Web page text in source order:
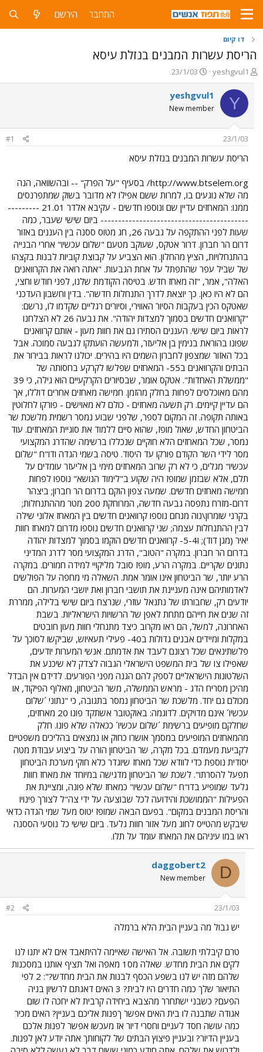
התחבר הירשם
דו קיום
הריסת עשרות המבנים בנזלת עיסא
פ
ו
ת
ח
ה
ש
א
yeshgvul1
פ
ו
ר
ס
ם
ר
23/1/03
Y
yeshgvul1
New member
23/1/03
#1
הריסת עשרות המבנים בנזלת עיסא
http://www.btselem.org/ בסעיף "על הפרק" -- ובהשוואה, הנה
מה שלא נוגעים בו, למרות ששם אפילו לא מדובר בשוק שמתפרנסים
ממנו: המאחזים עדיין שם ונוספו חדשים - עקיבא אלדר 21.01 ---------
------------------------------------------ ביום שישי שעבר, כמה
שעות לפני ההתקפה על גבעה 26, חג מטוס ססנה בין העננים באזור
דרום הר חברון. דרור אטקס, שעוקב מטעם "שלום עכשיו" אחרי הבנייה
בהתנחלויות, הציץ מהחלון. הוא הצביע על קבוצת קוביות לבנות בקצהו
של שביל עפר שהתפתל על אחת הגבעות. "אתה רואה את הקרוואנים
האלה", אמר, "זה מאחז חדש. בטיסה הקודמת שלנו, לפני חודש וחצי,
הם לא היו כאן. כך יוצאת לדרך התנחלות חדשה". בדין וחשבון העדכני
שאטקס הכין בעקבות הסיור האווירי, וסיורים רגליים שקדמו לו, נרשם:
"קרוואנים חדשים בסמוך למצדות יהודה". את גבעה 26 לא הצלחנו
לראות ביום שישי. העננים הסתירו גם את חוות מעון - אותם קרוואנים
שפונו בהוראת בנימין בן אליעזר, ולמעשה הועתקו לגבעה סמוכה. אבל
בכל האזור שמצפון לחברון השמים היו בהירים. יכולנו לראות בבירור את
הבתים והקרוואנים ב55- המאחזים שפלשו לקרקע בחסותה של
"ממשלת האחדות". אטקס אומר, שבסיורים הקרקעיים הוא גילה, כי 39
מהם מאוכלסים לפחות בחלק מהזמן. חמישה מאחזים אחרים דוללו, אך
הם עדיין קיימים. רק תשעה מאחזים - כולם לא מאוישים - פורקו לחלוטין
באותה תקופה. זה המקום לספר, שלפני שבוע נמסר רשמית מלשכת שר
הביטחון החדש, שאול מופז, שהוא סיים ללמוד את סוגיית המאחזים. עוד
נמסר, שכל המאחזים הלא חוקיים שנכללו ברשימה שהדרג המקצועי
מסר לידי השר הקודם פורקו עד היסוד. טיסה בשמי הגדה ודו"ח "שלום
עכשיו" מגלים, כי לא רק שרוב המאחזים מימי בן אליעזר עומדים על
תלם, אלא שבזמן שמופז היה שקוע ב"לימוד הנושא" נוספו לפחות
חמישה מאחזים חדשים. שמעה צפון הוקם בדרום הר חברון; ביצהר
דרום-מזרח נתפסה גבעה חדשה, המרוחקת 200 מטר מההתנחלות;
בקרני שומרון\נוה מנחם נוספו קרוואנים חדשים בין המאחז אלוני שילה
לבין ההתנחלות עצמה; שני קרוואנים חדשים נוספו מדרום למאחז חוות
יאיר (מגן דוד); ו5-4- קרוואנים חדשים הוקמו בסמוך למצדות יהודה
בדרום הר חברון. במקרה "הטוב", הדרג המקצועי מסר לדרג המדיני
נתונים שקריים. במקרה הרע, מופז סובל מליקויי למידה חמורים. במקרה
הרע יותר, שר הביטחון אינו אומר אמת. השאלה מי מחפה על הפולשים
לאדמותיהם אינה מעניינת את תושבי חברון ואת יושבי המערות. הם
יודעים רק, שחבורתו של נתנאל עוזרי, שנרצח ביום שישי בלילה, ממררת
זה שנים את חייהם מתחת לאפן של הרשויות הישראליות. בשבת
האחרונה, למשל, הם ראו מקרוב כיצד מתנחלי חוות מעון חובטים
במקלות ומיידים אבנים גדולות ב40- פעילי תעאיוש, שביקשו לסוכך על
פלשתינאים שכל רצונם לעבד את אדמתם. אנשי המערות יודעים,
שאפילו צו של בית המשפט הישראלי הגבוה לצדק לא שיכנע את
השלטונות הישראליים לספק להם הגנה מפני הפורעים. לדידם אין הבדל
מהיכן מסריח הדג - מראש הממשלה, משר הביטחון, מאלוף הפיקוד, או
מכולם גם יחד. מלשכת שר הביטחון נמסר בתגובה, כי "נתוני ´שלום
עכשיו´ אינם מדויקים. לדוגמה: באוקטובר אשתקד פונו 20 מאחזים,
שחלקם מופיעים ברשימת ´שלום עכשיו´ ככאלה שלא פונו. חלק
מהמאחזים המופיעים במסמך אושרו כחוק או נמצאים בהליכים משפטיים
לקביעת מעמדם. בכל מקרה, שר הביטחון הורה על ביצוע עבודת מטה
יסודית נוספת כדי לוודא שכל מאחז שיוגדר כלא חוקי מערכת הביטחון
תפעל להסרתו". לשכת שר הביטחון מדגישה במיוחד את מאחז חוות
גלעד שמופיע בדו"ח "שלום עכשיו" כמאחז שלא פונה, ומציינת את
הפעילות "הממושכת והידועה לכל שבוצעה על ידי צה"ל לצורך פינויו
והריסת המבנים במקום". בפעם הבאה שמופז יטוס מעל שמי הגדה כדאי
שיבקש מהטייס לחוג מעל אזור חוות גלעד. ביום שישי כל נוסעי הססנה
ראו במו עיניהם את המאחז עומד על תלו.
D
daggobert2
New member
23/1/03
#2
יש גבול מה בעניין הבית הלא ברמלה
טרם קיבלתי תשובה. אל האישה שאיימה להיתאבד אים לא יתנו לנו
לקים את הבית מחדש. שאלה מס1 מאפה ואל תציף אותנו במסכנות
שלהם מזה יש לנו בשפע הכסף לבנות את הבית מחדש?": 2 לפי
התיאור שלך כמה חדרים היו לבית? 3 האים דאגתם לרשיון בניה
הפעם? כשבני ישתחרר מהצבא ביחידה קרבית לא יחכה לו שום
אגודה שתבנה לו בית האים אפשר ךפנות אליכם בעניין? האים מכיר
כמה עושה חסד לעניים וחסרי דיור אז מעכשו אפשר לפנות אלכם
בעניין הדיור? ובעניין פיצוץ הבתים של לקוחותך אתה יודע לאן לפנות.